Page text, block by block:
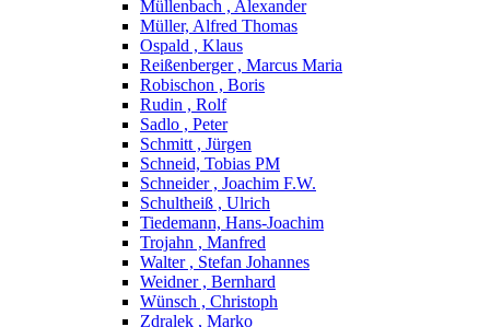
Müllenbach , Alexander
Müller, Alfred Thomas
Ospald , Klaus
Reißenberger , Marcus Maria
Robischon , Boris
Rudin , Rolf
Sadlo , Peter
Schmitt , Jürgen
Schneid, Tobias PM
Schneider , Joachim F.W.
Schultheiß , Ulrich
Tiedemann, Hans-Joachim
Trojahn , Manfred
Walter , Stefan Johannes
Weidner , Bernhard
Wünsch , Christoph
Zdralek , Marko